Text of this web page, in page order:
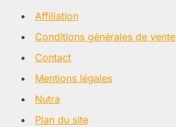
Affiliation
Conditions générales de vente
Contact
Mentions légales
Nutra
Plan du site